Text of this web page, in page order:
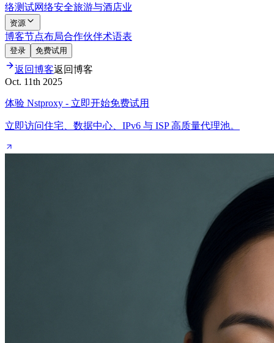
络测试网络安全旅游与酒店业
资源
博客节点布局合作伙伴术语表
登录 免费试用
返回博客返回博客
Oct. 11th 2025
体验 Nstproxy - 立即开始免费试用
立即访问住宅、数据中心、IPv6 与 ISP 高质量代理池。